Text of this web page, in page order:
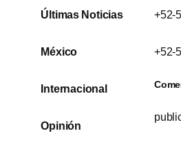
Últimas Noticias
México
Internacional
Opinión
+52-
+52-